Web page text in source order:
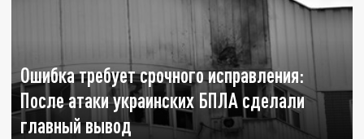
Ошибка требует срочного исправления:
После атаки украинских БПЛА сделали
главный вывод